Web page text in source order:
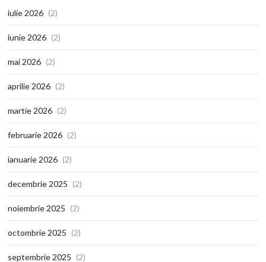
iulie 2026 (2)
iunie 2026 (2)
mai 2026 (2)
aprilie 2026 (2)
martie 2026 (2)
februarie 2026 (2)
ianuarie 2026 (2)
decembrie 2025 (2)
noiembrie 2025 (2)
octombrie 2025 (2)
septembrie 2025 (2)